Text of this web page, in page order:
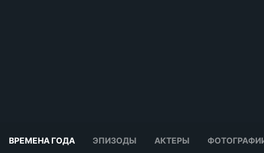
ВРЕМЕНА ГОДА ЭПИЗОДЫ АКТЕРЫ